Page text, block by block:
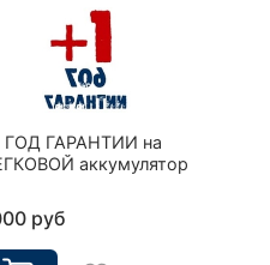
ГОД ГАРАНТИИ на
аккумулятор
руб